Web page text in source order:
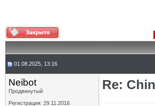
01.08.2025, 13:16
Neibot
Продвинутый
Регистрация: 29.11.2016
Re: